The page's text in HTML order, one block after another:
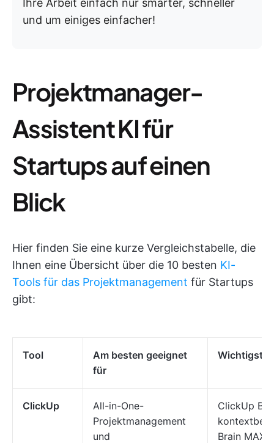
Ihre Arbeit einfach nur smarter, schneller
und um einiges einfacher!
Projektmanager-
Assistent KI für
Startups auf einen
Blick
Hier finden Sie eine kurze Vergleichstabelle, die
Ihnen eine Übersicht über die 10 besten KI-
Tools für das Projektmanagement für Startups
gibt:
Tool
Am besten geeignet
für
Wichtigste
ClickUp
All-in-One-
Projektmanagement
und
ClickUp
Brain MAX